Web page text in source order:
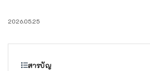
2026.05.25
สารบัญ